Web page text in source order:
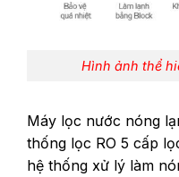
Hình ảnh thể
Máy lọc nước nóng
thống lọc RO 5 cấp
hệ thống xử lý làm